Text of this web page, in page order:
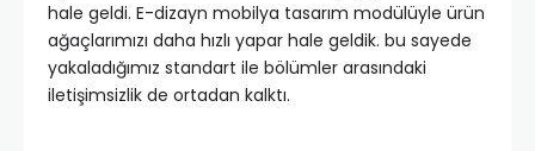
hale geldi. E-dizayn mobilya tasarım modülüyle ürün
ağaçlarımızı daha hızlı yapar hale geldik. bu sayede
yakaladığımız standart ile bölümler arasındaki
iletişimsizlik de ortadan kalktı.